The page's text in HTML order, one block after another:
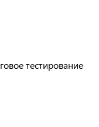
тестирование